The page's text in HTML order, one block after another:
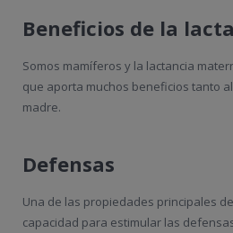
Beneficios de la
Somos mamíferos y la lactancia
que aporta muchos beneficios tanto
madre.
Defensas
Una de las propiedades principales
capacidad para estimular las